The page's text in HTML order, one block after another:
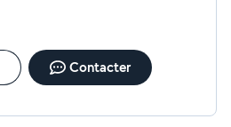
Contacter